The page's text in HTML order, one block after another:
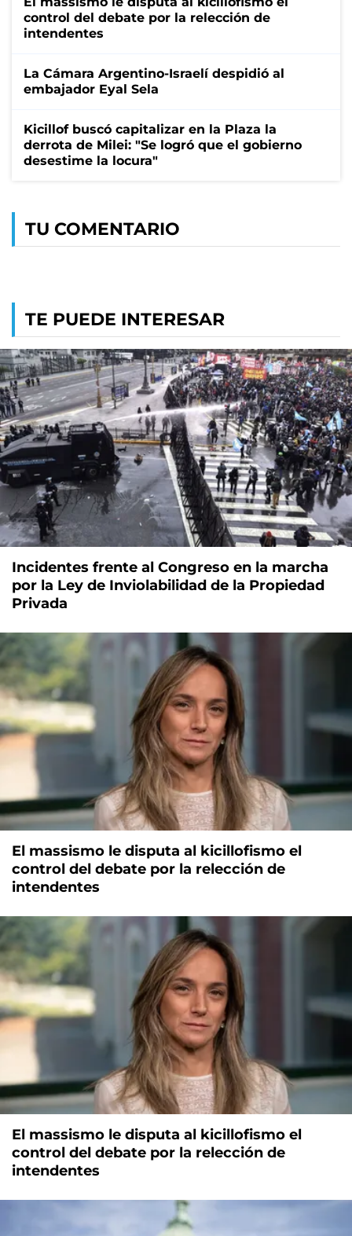
control del debate por la relección de
intendentes
La Cámara Argentino-Israelí despidió al
embajador Eyal Sela
Kicillof buscó capitalizar en la Plaza la
derrota de Milei: "Se logró que el gobierno
desestime la locura"
TU COMENTARIO
TE PUEDE INTERESAR
Incidentes frente al Congreso en la marcha
por la Ley de Inviolabilidad de la Propiedad
Privada
El massismo le disputa al kicillofismo el
control del debate por la relección de
intendentes
El massismo le disputa al kicillofismo el
control del debate por la relección de
intendentes